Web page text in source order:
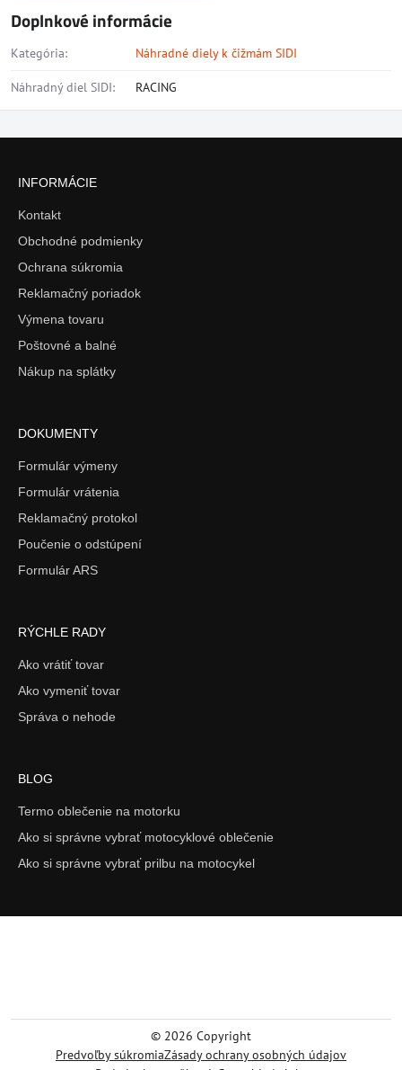
Doplnkové informácie
Kategória: Náhradné diely k čižmám SIDI
Náhradný diel SIDI: RACING
INFORMÁCIE
Kontakt
Obchodné podmienky
Ochrana súkromia
Reklamačný poriadok
Výmena tovaru
Poštovné a balné
Nákup na splátky
DOKUMENTY
Formulár výmeny
Formulár vrátenia
Reklamačný protokol
Poučenie o odstúpení
Formulár ARS
RÝCHLE RADY
Ako vrátiť tovar
Ako vymeniť tovar
Správa o nehode
BLOG
Termo oblečenie na motorku
Ako si správne vybrať motocyklové oblečenie
Ako si správne vybrať prilbu na motocykel
© 2026 Copyright
Predvoľby súkromiaZásady ochrany osobných údajov